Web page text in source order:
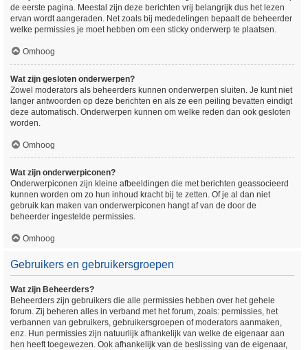
de eerste pagina. Meestal zijn deze berichten vrij belangrijk dus het lezen
ervan wordt aangeraden. Net zoals bij mededelingen bepaalt de beheerder
welke permissies je moet hebben om een sticky onderwerp te plaatsen.
Omhoog
Wat zijn gesloten onderwerpen?
Zowel moderators als beheerders kunnen onderwerpen sluiten. Je kunt niet
langer antwoorden op deze berichten en als ze een peiling bevatten eindigt
deze automatisch. Onderwerpen kunnen om welke reden dan ook gesloten
worden.
Omhoog
Wat zijn onderwerpiconen?
Onderwerpiconen zijn kleine afbeeldingen die met berichten geassocieerd
kunnen worden om zo hun inhoud kracht bij te zetten. Of je al dan niet
gebruik kan maken van onderwerpiconen hangt af van de door de
beheerder ingestelde permissies.
Omhoog
Gebruikers en gebruikersgroepen
Wat zijn Beheerders?
Beheerders zijn gebruikers die alle permissies hebben over het gehele
forum. Zij beheren alles in verband met het forum, zoals: permissies, het
verbannen van gebruikers, gebruikersgroepen of moderators aanmaken,
enz. Hun permissies zijn natuurlijk afhankelijk van welke de eigenaar aan
hen heeft toegewezen. Ook afhankelijk van de beslissing van de eigenaar,